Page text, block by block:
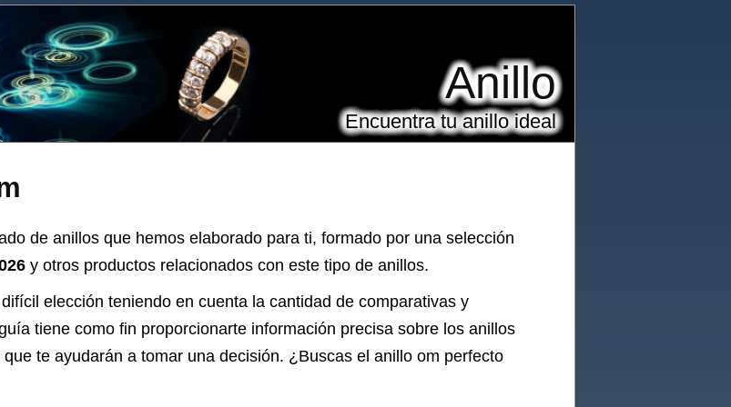
Anillo
Encuentra tu anillo ideal
de anillos que hemos elaborado para ti, formado por una selección
y otros productos relacionados con este tipo de anillos.
elección teniendo en cuenta la cantidad de comparativas y
tiene como fin proporcionarte información precisa sobre los anillos
te ayudarán a tomar una decisión. ¿Buscas el anillo om perfecto